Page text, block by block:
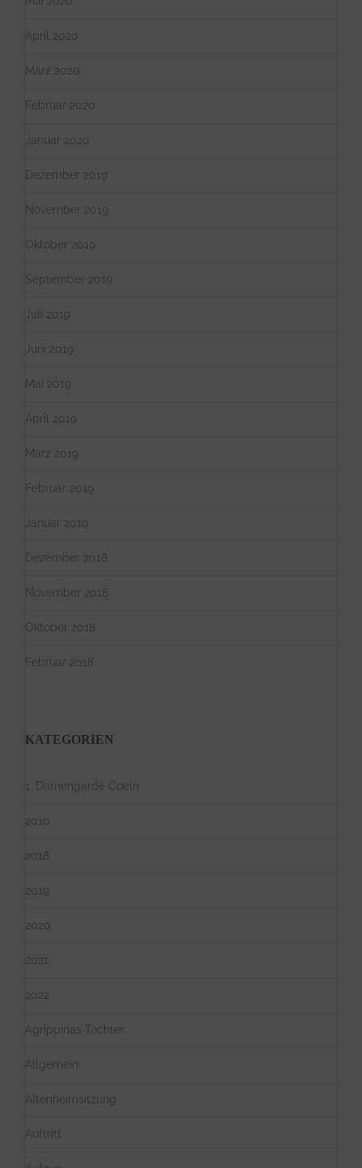
April 2020
März 2020
Februar 2020
Januar 2020
Dezember 2019
November 2019
Oktober 2019
September 2019
Juli 2019
Juni 2019
Mai 2019
April 2019
März 2019
Februar 2019
Januar 2019
Dezember 2018
November 2018
Oktober 2018
Februar 2018
KATEGORIEN
1. Damengarde Coeln
2010
2018
2019
2020
2021
2022
Agrippinas Töchter
Allgemein
Altenheimsitzung
Auftritt